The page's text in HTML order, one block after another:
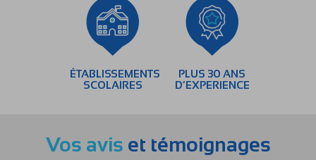
ÉTABLISSEMENTS
SCOLAIRES
PLUS 30 ANS
D’EXPERIENCE
Vos avis et témoignages